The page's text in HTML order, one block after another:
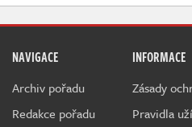
NAVIGACE
Archiv pořadu
Redakce pořadu
INFORMACE
Zásady
Pravidla